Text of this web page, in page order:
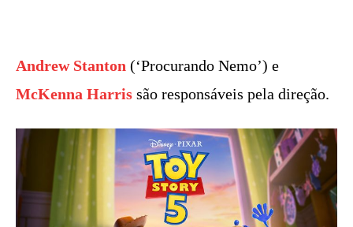
Andrew Stanton (‘Procurando Nemo’) e
McKenna Harris são responsáveis pela direção.